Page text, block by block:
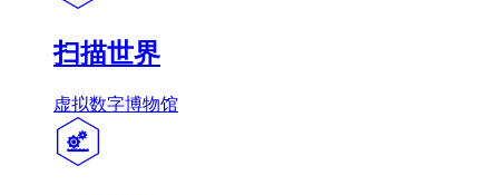
扫描世界
虚拟数字博物馆